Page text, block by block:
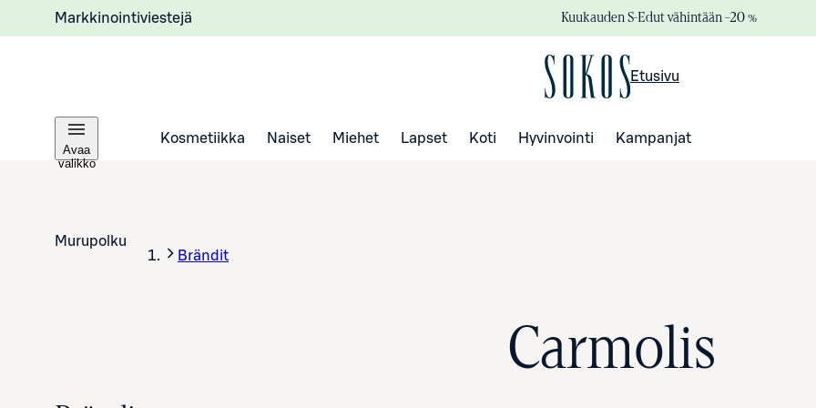
Markkinointiviestejä Kuukauden S-Edut vähintään –20 %
Etusivu
Avaa
valikko
Kosmetiikka Naiset Miehet Lapset Koti Hyvinvointi Kampanjat
Murupolku
Brändit
Carmolis